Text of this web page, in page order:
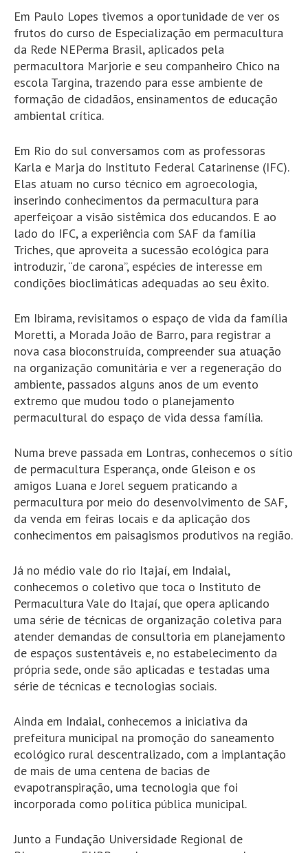
Em Paulo Lopes tivemos a oportunidade de ver os
frutos do curso de Especialização em permacultura
da Rede NEPerma Brasil, aplicados pela
permacultora Marjorie e seu companheiro Chico na
escola Targina, trazendo para esse ambiente de
formação de cidadãos, ensinamentos de educação
ambiental crítica.
Em Rio do sul conversamos com as professoras
Karla e Marja do Instituto Federal Catarinense (IFC).
Elas atuam no curso técnico em agroecologia,
inserindo conhecimentos da permacultura para
aperfeiçoar a visão sistêmica dos educandos. E ao
lado do IFC, a experiência com SAF da família
Triches, que aproveita a sucessão ecológica para
introduzir, “de carona”, espécies de interesse em
condições bioclimáticas adequadas ao seu êxito.
Em Ibirama, revisitamos o espaço de vida da família
Moretti, a Morada João de Barro, para registrar a
nova casa bioconstruída, compreender sua atuação
na organização comunitária e ver a regeneração do
ambiente, passados alguns anos de um evento
extremo que mudou todo o planejamento
permacultural do espaço de vida dessa família.
Numa breve passada em Lontras, conhecemos o sítio
de permacultura Esperança, onde Gleison e os
amigos Luana e Jorel seguem praticando a
permacultura por meio do desenvolvimento de SAF,
da venda em feiras locais e da aplicação dos
conhecimentos em paisagismos produtivos na região.
Já no médio vale do rio Itajaí, em Indaial,
conhecemos o coletivo que toca o Instituto de
Permacultura Vale do Itajaí, que opera aplicando
uma série de técnicas de organização coletiva para
atender demandas de consultoria em planejamento
de espaços sustentáveis e, no estabelecimento da
própria sede, onde são aplicadas e testadas uma
série de técnicas e tecnologias sociais.
Ainda em Indaial, conhecemos a iniciativa da
prefeitura municipal na promoção do saneamento
ecológico rural descentralizado, com a implantação
de mais de uma centena de bacias de
evapotranspiração, uma tecnologia que foi
incorporada como política pública municipal.
Junto a Fundação Universidade Regional de